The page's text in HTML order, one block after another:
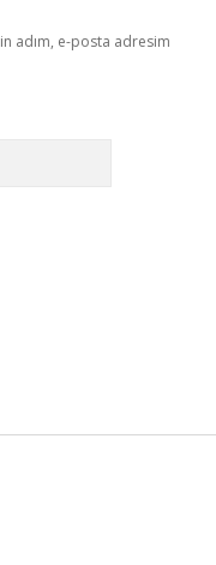
adım, e-posta adresim